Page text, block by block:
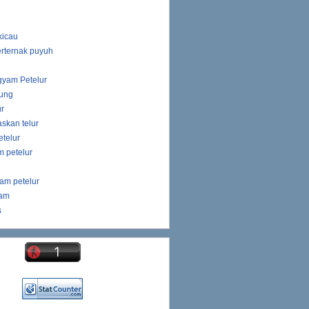
puyuh
Petelur
telur
petelur
petelur